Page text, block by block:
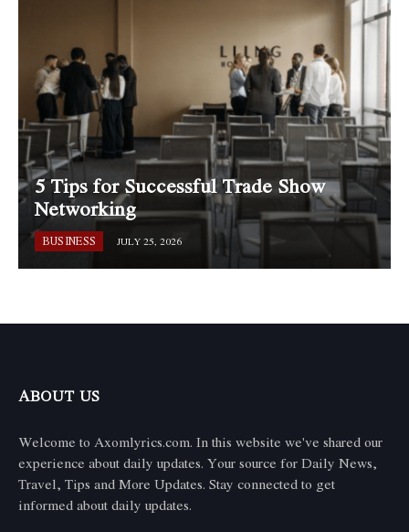
5 Tips for Successful Trade Show
Networking
BUSINESS JULY 25, 2026
ABOUT US
Welcome to Axomlyrics.com. In this website we've shared our
experience about daily updates. Your source for Daily News,
Travel, Tips and More Updates. Stay connected to get
informed about daily updates.